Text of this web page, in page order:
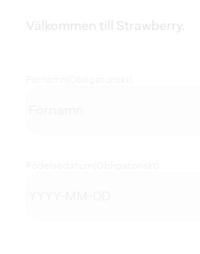
Välkommen till Strawberry.